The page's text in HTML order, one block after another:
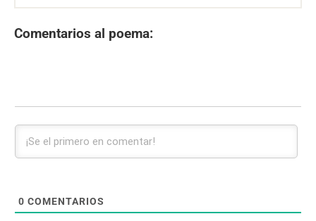
Comentarios al poema:
0 COMENTARIOS